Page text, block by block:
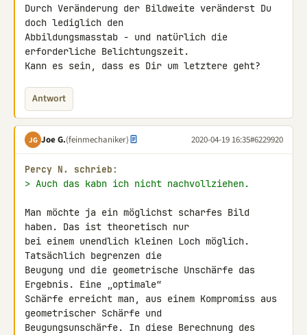
Durch Veränderung der Bildweite veränderst Du
doch lediglich den
Abbildungsmasstab - und natürlich die
erforderliche Belichtungszeit.
Kann es sein, dass es Dir um letztere geht?
Antwort
JG Joe G.(feinmechaniker) 2020-04-19 16:35#6229920
Percy N. schrieb:
> Auch das kabn ich nicht nachvollziehen.
Man möchte ja ein möglichst scharfes Bild
haben. Das ist theoretisch nur
bei einem unendlich kleinen Loch möglich.
Tatsächlich begrenzen die
Beugung und die geometrische Unschärfe das
Ergebnis. Eine „optimale“
Schärfe erreicht man, aus einem Kompromiss aus
geometrischer Schärfe und
Beugungsunschärfe. In diese Berechnung des